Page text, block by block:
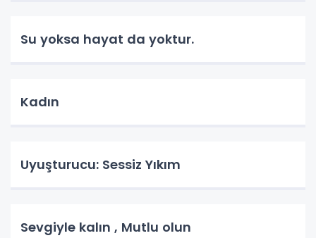
Su yoksa hayat da yoktur.
Kadın
Uyuşturucu: Sessiz Yıkım
Sevgiyle kalın , Mutlu olun